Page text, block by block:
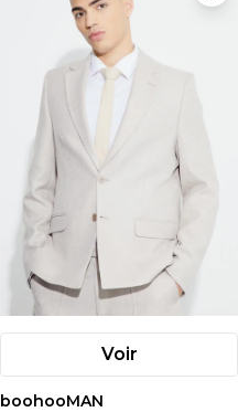
Voir
boohooMAN